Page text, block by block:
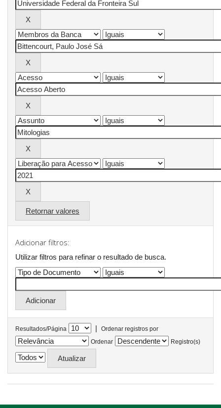
Retornar valores
Adicionar filtros:
Utilizar filtros para refinar o resultado de busca.
Resultados/Página |
Ordenar registros por
Ordenar
Registro(s)